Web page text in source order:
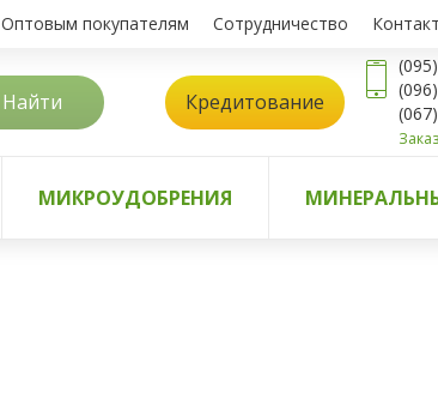
Оптовым покупателям Сотрудничество
Найти Кредитование
МИКРОУДОБРЕНИЯ